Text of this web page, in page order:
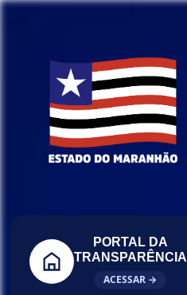
PORTAL DA
TRANSPARÊNCIA
ACESSAR →